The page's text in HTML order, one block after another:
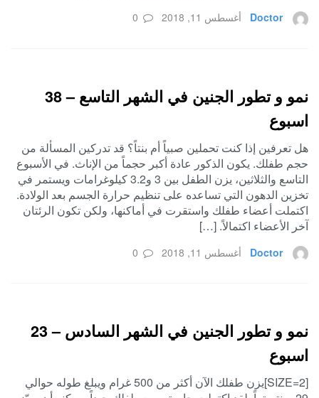
Doctor أغسطس 11, 2018 0
نمو و تطور الجنين في الشهر التاسع – 38
اسبوع
هل تعرفين إذا كنت تحملين صبياً أم بنتاً؟ قد تدركين المسألة من
حجم طفلك. يكون الذكور عادة أكبر حجماً من الإناث. في الأسبوع
التاسع والثلاثين، يزن الطفل بين 3 و3.2 كيلوغرامات ويستمر في
تخزين الدهون التي تساعده على تنظيم حرارة الجسم بعد الولادة.
اكتملت أعضاء طفلك واستقرت في أماكنها، ولكن تكون الرئتان
آخر الأعضاء اكتمالاً. […]
Doctor أغسطس 11, 2018 0
نمو و تطور الجنين في الشهر السادس – 23
اسبوع
[SIZE=2]يزن طفلك الآن أكثر من 500 غرام ويبلغ طوله حوالي